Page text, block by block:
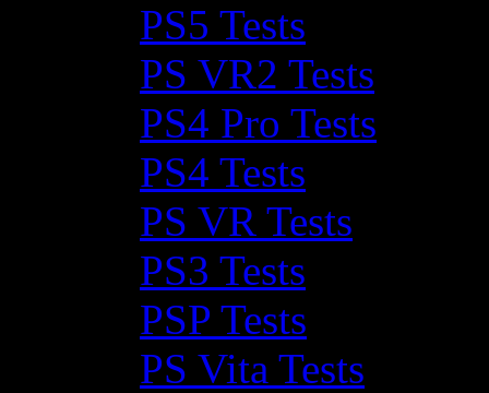
PS5 Tests
PS VR2 Tests
PS4 Pro Tests
PS4 Tests
PS VR Tests
PS3 Tests
PSP Tests
PS Vita Tests